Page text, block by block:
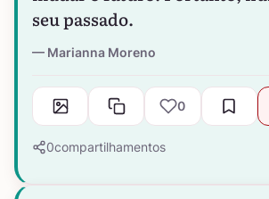
seu passado.
Marianna Moreno
0
0compartilhamentos